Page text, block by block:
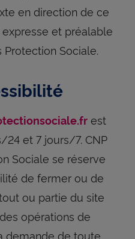
en direction de ce
et préalable
Protection Sociale.
est
et 7 jours/7. CNP
Sociale se réserve
de fermer ou de
ou partie du site
opérations de
demande de toute